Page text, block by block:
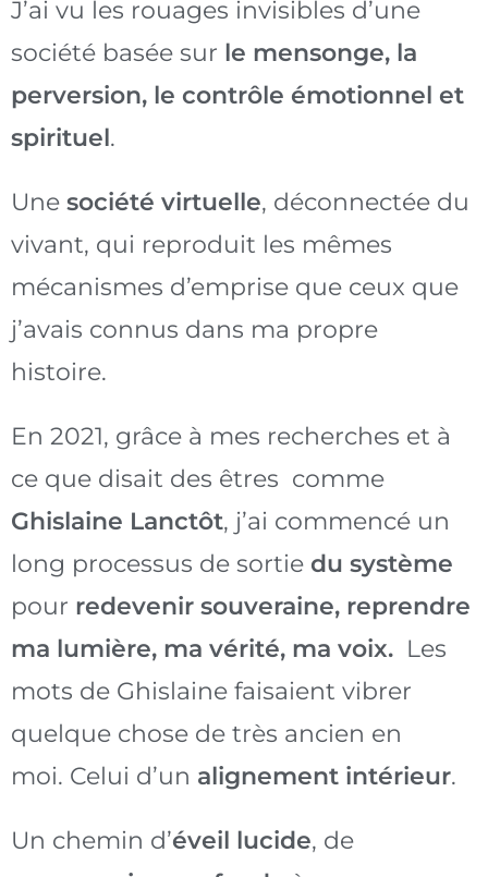
J’ai vu les rouages invisibles d’une
société basée sur le mensonge, la
perversion, le contrôle émotionnel et
spirituel.
Une société virtuelle, déconnectée du
vivant, qui reproduit les mêmes
mécanismes d’emprise que ceux que
j’avais connus dans ma propre
histoire.
En 2021, grâce à mes recherches et à
ce que disait des êtres comme
Ghislaine Lanctôt, j’ai commencé un
long processus de sortie du système
pour redevenir souveraine, reprendre
ma lumière, ma vérité, ma voix. Les
mots de Ghislaine faisaient vibrer
quelque chose de très ancien en
moi. Celui d’un alignement intérieur.
Un chemin d’éveil lucide, de